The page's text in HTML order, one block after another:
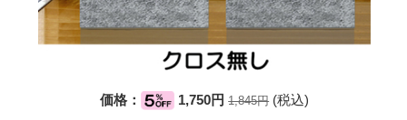
価格： 1,750円1,845円(税込)